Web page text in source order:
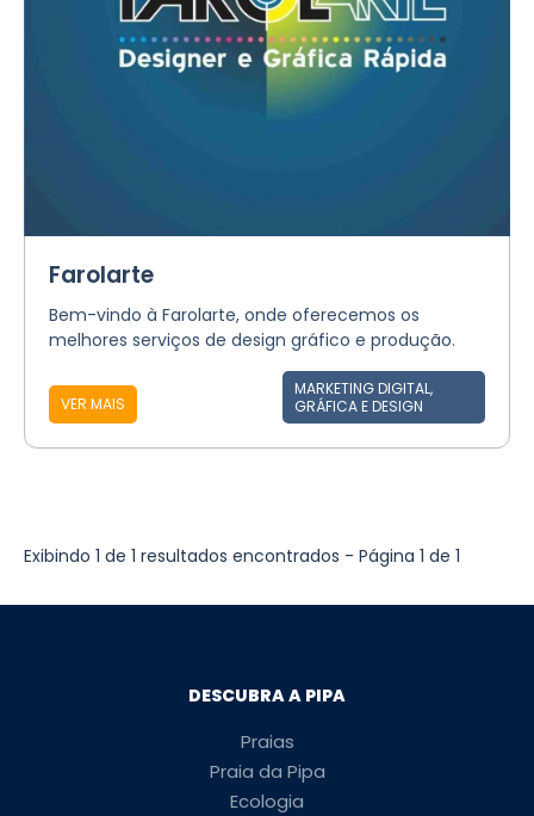
Farolarte
Bem-vindo à Farolarte, onde oferecemos os
melhores serviços de design gráfico e produção.
VER MAIS
MARKETING DIGITAL,
GRÁFICA E DESIGN
Exibindo 1 de 1 resultados encontrados - Página 1 de 1
DESCUBRA A PIPA
Praias
Praia da Pipa
Ecologia